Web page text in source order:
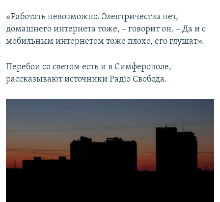
«Работать невозможно. Электричества нет,
домашнего интернета тоже, – говорит он. – Да и с
мобильным интернетом тоже плохо, его глушат».
Перебои со светом есть и в Симферополе,
рассказывают источники Радіо Свобода.